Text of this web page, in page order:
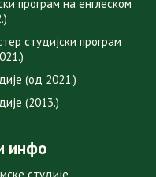
програм на енглеском
студијски програм
(од 2021.)
(2013.)
инфо